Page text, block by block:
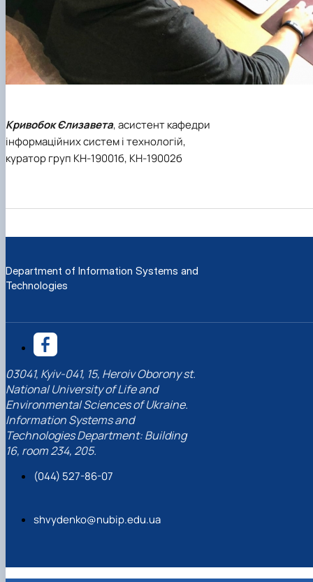
Кривобок Єлизавета, асистент кафедри
інформаційних систем і технологій,
куратор груп КН-19001б, КН-19002б
Department of Information Systems and
Technologies
03041, Kyiv-041, 15, Heroiv Oborony st.
National University of Life and
Environmental Sciences of Ukraine.
Information Systems and
Technologies Department: Building
16, room 234, 205.
(044) 527-86-07
shvydenko@nubip.edu.ua